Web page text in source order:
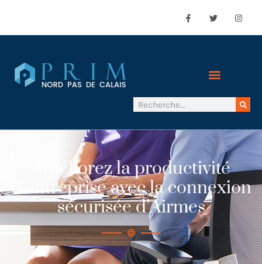
Améliorez la productivité
d’entreprise avec la connexion
sécurisée d’Airmes